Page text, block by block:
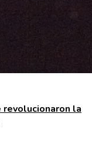
revolucionaron la